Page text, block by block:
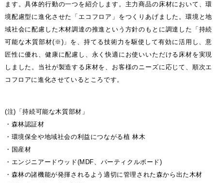
Select Language ENGLISH
ます。具体的行動の一つを紹介します。主力商品の床材において、環
境配慮型に進化させた「エコフロア」をつくりあげました。環境と地
域社会に配慮した木材調達の推進という方針のもとに調達した「持続
可能な木質部材(※)」を、持てる技術力を駆使して有効に活用し、意
匠性に優れ、健康に配慮し、永く快適にお使いいただける床材を実現
しました。当社が製造する床材を、お客様のニーズに応じて、順次エ
コフロアに進化させているところです。
(注)「持続可能な木質部材」
・森林認証材
・環境保全や地域社会の利益につながる植 林木
・国産材
・エンジニアードウッド(MDF、パーティクルボード)
・森林の諸機能が発揮されるよう適切に管理された森から出た木材